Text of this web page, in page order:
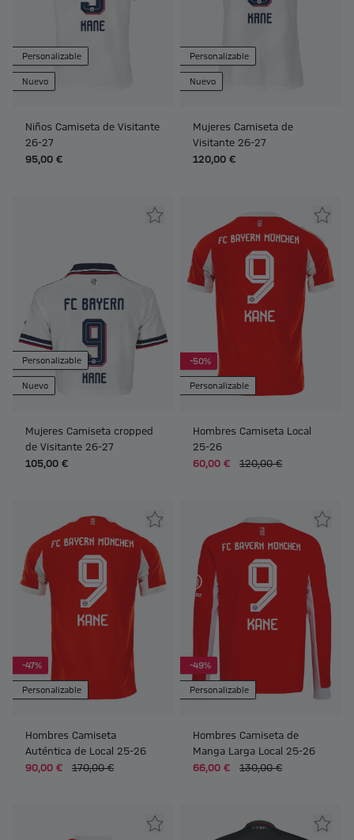
Personalizable
Nuevo
Niños Camiseta de Visitante
26-27
95,00 €
Personalizable
Nuevo
Mujeres Camiseta de
Visitante 26-27
120,00 €
Personalizable
Nuevo
Mujeres Camiseta cropped
de Visitante 26-27
105,00 €
-50%
Personalizable
Hombres Camiseta Local
25-26
60,00 €
120,00 €
-47%
Personalizable
Hombres Camiseta
Auténtica de Local 25-26
90,00 €
170,00 €
-49%
Personalizable
Hombres Camiseta de
Manga Larga Local 25-26
66,00 €
130,00 €